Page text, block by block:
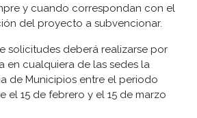
y cuando correspondan con el
del proyecto a subvencionar.
solicitudes deberá realizarse por
en cualquiera de las sedes la
de Municipios entre el periodo
el 15 de febrero y el 15 de marzo